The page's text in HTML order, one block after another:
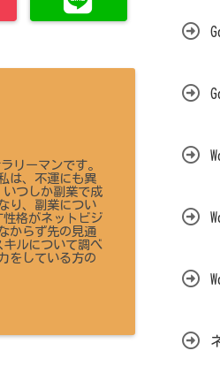
リーマンです。
は、不運にも異
つしか副業で成
り、副業につい
格がネットビジ
からず先の見通
ルについて調べ
をしている方の